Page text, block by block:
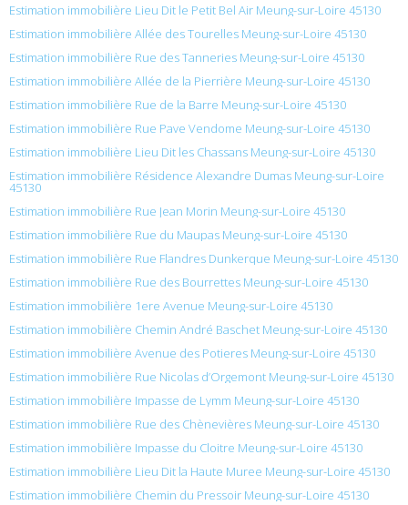
Estimation immobilière Lieu Dit le Petit Bel Air Meung-sur-Loire 45130
Estimation immobilière Allée des Tourelles Meung-sur-Loire 45130
Estimation immobilière Rue des Tanneries Meung-sur-Loire 45130
Estimation immobilière Allée de la Pierrière Meung-sur-Loire 45130
Estimation immobilière Rue de la Barre Meung-sur-Loire 45130
Estimation immobilière Rue Pave Vendome Meung-sur-Loire 45130
Estimation immobilière Lieu Dit les Chassans Meung-sur-Loire 45130
Estimation immobilière Résidence Alexandre Dumas Meung-sur-Loire
45130
Estimation immobilière Rue Jean Morin Meung-sur-Loire 45130
Estimation immobilière Rue du Maupas Meung-sur-Loire 45130
Estimation immobilière Rue Flandres Dunkerque Meung-sur-Loire 45130
Estimation immobilière Rue des Bourrettes Meung-sur-Loire 45130
Estimation immobilière 1ere Avenue Meung-sur-Loire 45130
Estimation immobilière Chemin André Baschet Meung-sur-Loire 45130
Estimation immobilière Avenue des Potieres Meung-sur-Loire 45130
Estimation immobilière Rue Nicolas d’Orgemont Meung-sur-Loire 45130
Estimation immobilière Impasse de Lymm Meung-sur-Loire 45130
Estimation immobilière Rue des Chènevières Meung-sur-Loire 45130
Estimation immobilière Impasse du Cloitre Meung-sur-Loire 45130
Estimation immobilière Lieu Dit la Haute Muree Meung-sur-Loire 45130
Estimation immobilière Chemin du Pressoir Meung-sur-Loire 45130